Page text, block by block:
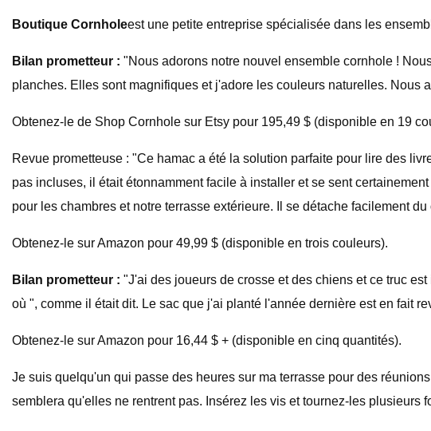
Boutique Cornholeest une petite entreprise spécialisée dans les
Bilan prometteur : "Nous adorons notre nouvel ensemble cornhole !
planches. Elles sont magnifiques et j'adore les couleurs naturelles.
Obtenez-le de Shop Cornhole sur Etsy pour 195,49 $ (disponible en 19
Revue prometteuse : "Ce hamac a été la solution parfaite pour lire des
pas incluses, il était étonnamment facile à installer et se sent
pour les chambres et notre terrasse extérieure. Il se détache facilement
Obtenez-le sur Amazon pour 49,99 $ (disponible en trois couleurs).
Bilan prometteur : "J'ai des joueurs de crosse et des chiens et ce truc
où ", comme il était dit. Le sac que j'ai planté l'année dernière est en fait
Obtenez-le sur Amazon pour 16,44 $ + (disponible en cinq quantités).
Je suis quelqu'un qui passe des heures sur ma terrasse pour des
semblera qu'elles ne rentrent pas. Insérez les vis et tournez-les plusieurs